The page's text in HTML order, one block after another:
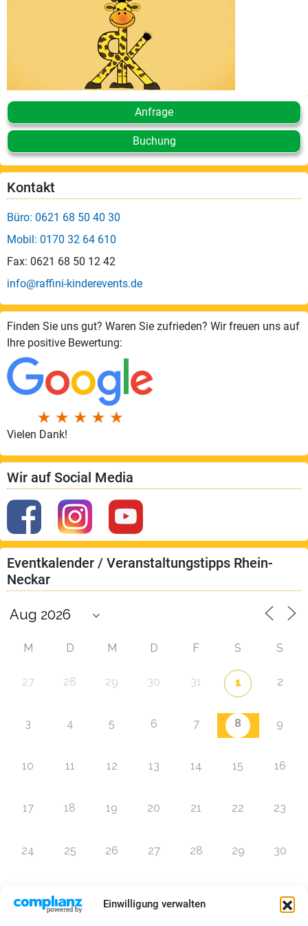
Einwilligung verwalten
Events
Videos
Referenzen
Blog
Jobs
Partner/Links
Anfrage
Buchung
Kontakt
Büro: 0621 68 50 40 30
Mobil: 0170 32 64 610
Fax: 0621 68 50 12 42
info@raffini-kinderevents.de
Finden Sie uns gut? Waren Sie zufrieden? Wir freuen uns auf
Ihre positive Bewertung:
Vielen Dank!
Wir auf Social Media
Eventkalender / Veranstaltungstipps Rhein-
Neckar
M D M D F S S
27 28 29 30 31 1 2
3 4 5 6 7 8 9
10 11 12 13 14 15 16
17 18 19 20 21 22 23
24 25 26 27 28 29 30